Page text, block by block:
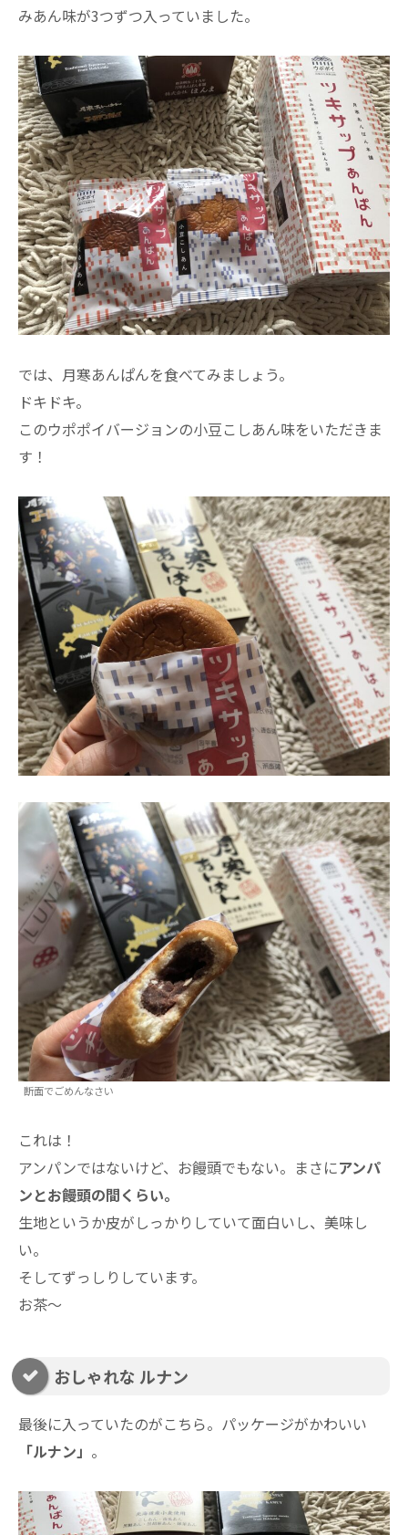
みあん味が3つずつ入っていました。
では、月寒あんぱんを食べてみましょう。
ドキドキ。
このウポポイバージョンの小豆こしあん味をいただきま
す！
断面でごめんなさい
これは！
アンパンではないけど、お饅頭でもない。まさにアンパ
ンとお饅頭の間くらい。
生地というか皮がしっかりしていて面白いし、美味し
い。
そしてずっしりしています。
お茶～
おしゃれな ルナン
最後に入っていたのがこちら。パッケージがかわいい
「ルナン」 。